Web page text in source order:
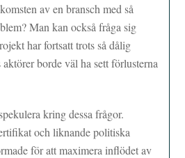
av en bransch med så
Man kan också fråga sig
har fortsatt trots så dålig
borde väl ha sett förlusterna
kring dessa frågor.
och liknande politiska
för att maximera inflödet av